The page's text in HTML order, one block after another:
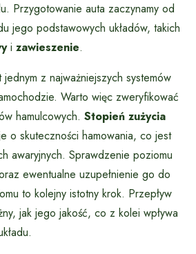
Przygotowanie auta zaczynamy od
jego podstawowych układów, takich
i zawieszenie.
jednym z najważniejszych systemów
Warto więc zweryfikować
hamulcowych. Stopień zużycia
o skuteczności hamowania, co jest
awaryjnych. Sprawdzenie poziomu
ewentualne uzupełnienie go do
to kolejny istotny krok. Przepływ
jak jego jakość, co z kolei wpływa